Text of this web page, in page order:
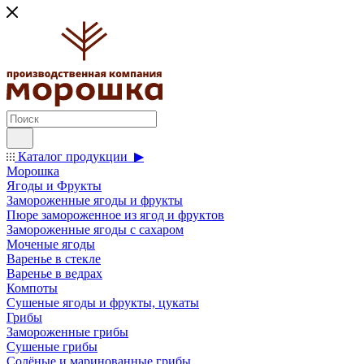
Каталог продукции ▶
Морошка
Ягоды и Фрукты
Замороженные ягоды и фрукты
Пюре замороженное из ягод и фруктов
Замороженные ягоды с сахаром
Моченые ягоды
Варенье в стекле
Варенье в ведрах
Компоты
Сушеные ягоды и фрукты, цукаты
Грибы
Замороженные грибы
Сушеные грибы
Солёные и маринованные грибы